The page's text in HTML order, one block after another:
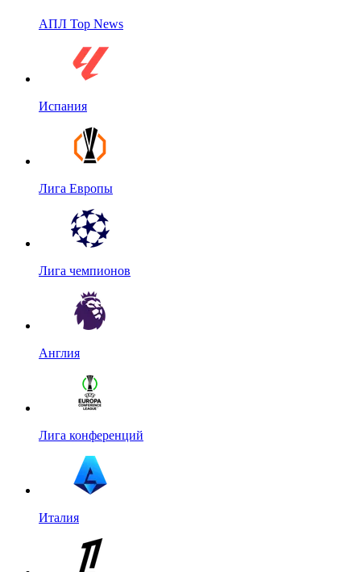
АПЛ Top News
Испания
Лига Европы
Лига чемпионов
Англия
Лига конференций
Италия